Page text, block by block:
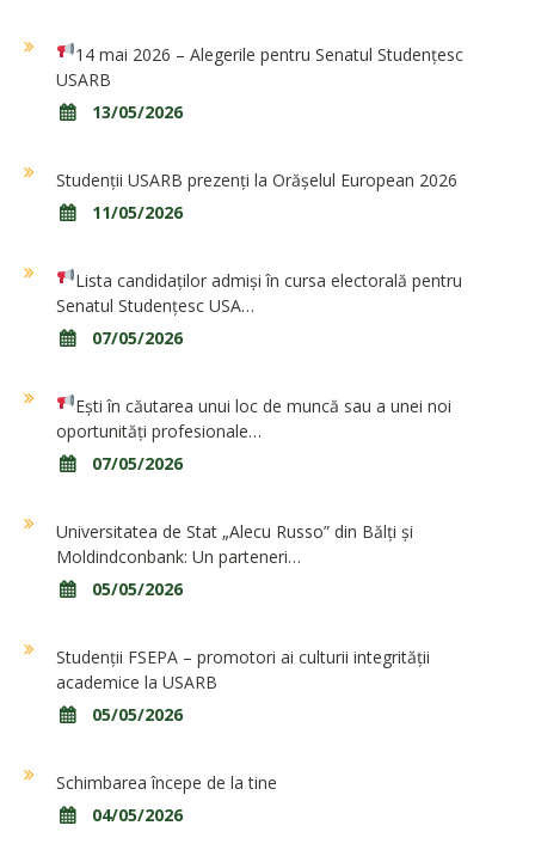
14 mai 2026 – Alegerile pentru Senatul Studențesc
USARB
13/05/2026
Studenții USARB prezenți la Orășelul European 2026
11/05/2026
Lista candidaților admiși în cursa electorală pentru
Senatul Studențesc USA…
07/05/2026
Ești în căutarea unui loc de muncă sau a unei noi
oportunități profesionale…
07/05/2026
Universitatea de Stat „Alecu Russo” din Bălți și
Moldindconbank: Un parteneri…
05/05/2026
Studenții FSEPA – promotori ai culturii integrității
academice la USARB
05/05/2026
Schimbarea începe de la tine
04/05/2026